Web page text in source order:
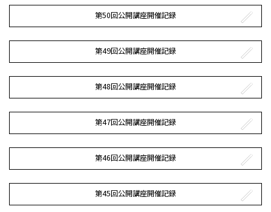
第50回公開講座開催記録
第49回公開講座開催記録
第48回公開講座開催記録
第47回公開講座開催記録
第46回公開講座開催記録
第45回公開講座開催記録